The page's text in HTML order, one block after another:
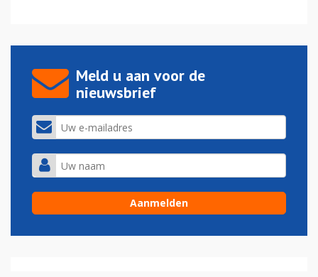
Meld u aan voor de
nieuwsbrief